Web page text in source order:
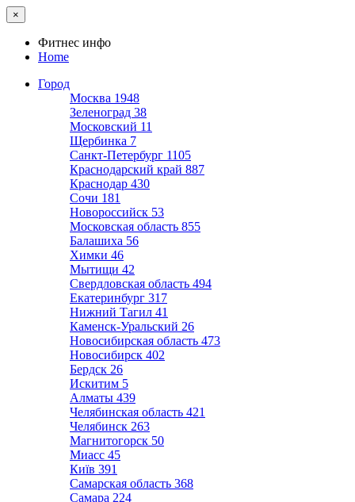
×
Фитнес инфо
Home
Город
Москва 1948
Зеленоград 38
Московский 11
Щербинка 7
Санкт-Петербург 1105
Краснодарский край 887
Краснодар 430
Сочи 181
Новороссийск 53
Московская область 855
Балашиха 56
Химки 46
Мытищи 42
Свердловская область 494
Екатеринбург 317
Нижний Тагил 41
Каменск-Уральский 26
Новосибирская область 473
Новосибирск 402
Бердск 26
Искитим 5
Алматы 439
Челябинская область 421
Челябинск 263
Магнитогорск 50
Миасс 45
Київ 391
Самарская область 368
Самара 224